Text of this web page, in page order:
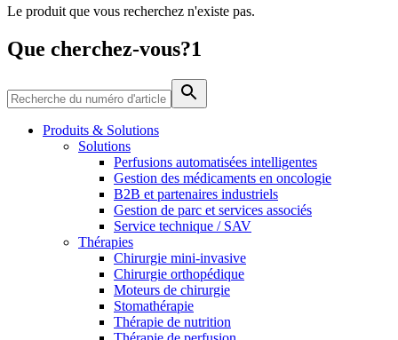
Catalogue de produits
Trouvez le produit que vous recherchez. Visitez le catalogue
de produits B. Braun avec notre portefeuille complet.
Média
Contactez-nous
Pôle d’innovation
Le produit que vous recherchez n'existe pas.
Que cherchez-vous?1
Produits & Solutions
Solutions
Perfusions automatisées intelligentes
Gestion des médicaments en oncologie
B2B et partenaires industriels
Gestion de parc et services associés
Service technique / SAV
Thérapies
Chirurgie mini-invasive
Chirurgie orthopédique
Moteurs de chirurgie
Stomathérapie
Thérapie de nutrition